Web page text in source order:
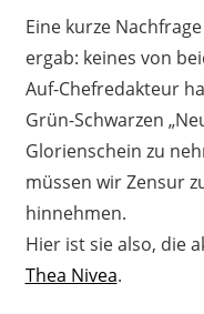
Eine kurze
ergab: keines von
Auf-Chefredakteur
Grün-Schwarzen
Glorienschein zu
müssen wir Zensur
hinnehmen.
Hier ist sie also, die
Thea Nivea.